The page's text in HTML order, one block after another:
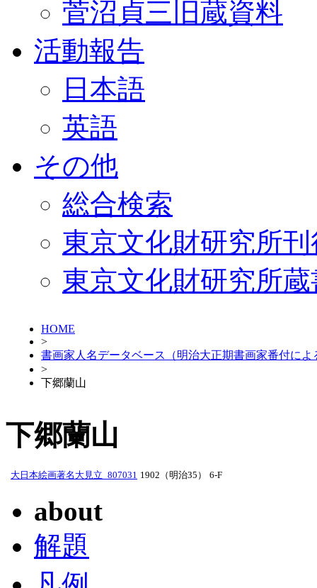
菅沼貞三旧蔵資料
活動報告
日本語
英語
その他
総合検索
東京文化財研究所
東京文化財研究所
HOME
>
書画家人名データベース（明治大正期書画家番付によ
>
下郷蘭山
下郷蘭山
大日本絵画著名大見立_807031 1902（明治35） 6-F
about
解題